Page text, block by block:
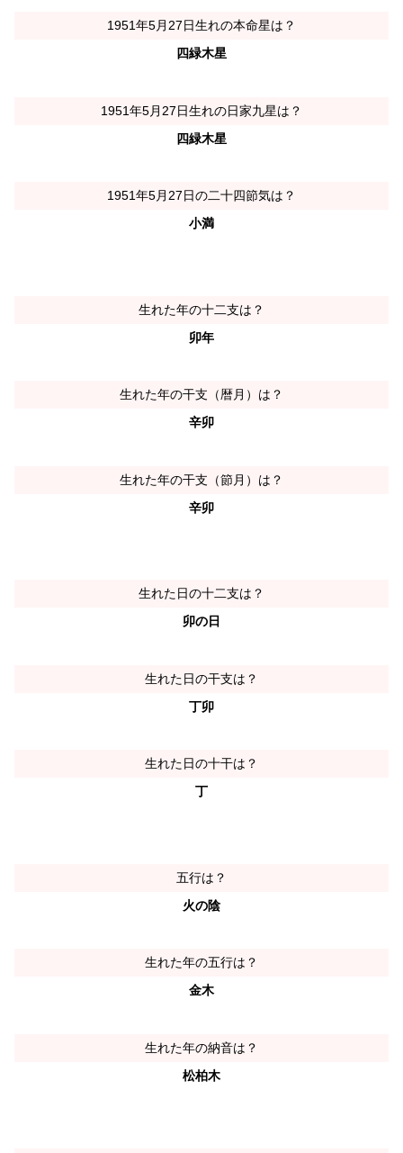
1951年5月27日生れの本命星は？
四緑木星
1951年5月27日生れの日家九星は？
四緑木星
1951年5月27日の二十四節気は？
小満
生れた年の十二支は？
卯年
生れた年の干支（暦月）は？
辛卯
生れた年の干支（節月）は？
辛卯
生れた日の十二支は？
卯の日
生れた日の干支は？
丁卯
生れた日の十干は？
丁
五行は？
火の陰
生れた年の五行は？
金木
生れた年の納音は？
松柏木